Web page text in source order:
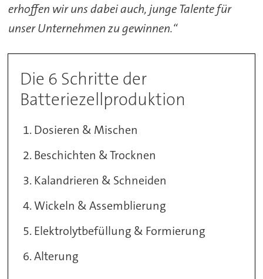
erhoffen wir uns dabei auch, junge Talente für
unser Unternehmen zu gewinnen.“
Die 6 Schritte der
Batteriezellproduktion
Dosieren & Mischen
Beschichten & Trocknen
Kalandrieren & Schneiden
Wickeln & Assemblierung
Elektrolytbefüllung & Formierung
Alterung